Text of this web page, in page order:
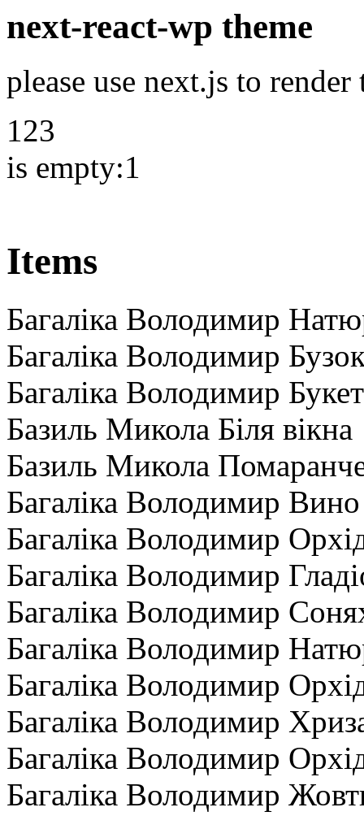
next-react-wp theme
please use next.js to render
123
is empty:1
Items
Багаліка Володимир
Багаліка Володимир
Багаліка Володимир
Базиль Микола Біля вікна
Базиль Микола
Багаліка Володимир
Багаліка Володимир
Багаліка Володимир
Багаліка Володимир
Багаліка Володимир
Багаліка Володимир
Багаліка Володимир
Багаліка Володимир
Багаліка Володимир